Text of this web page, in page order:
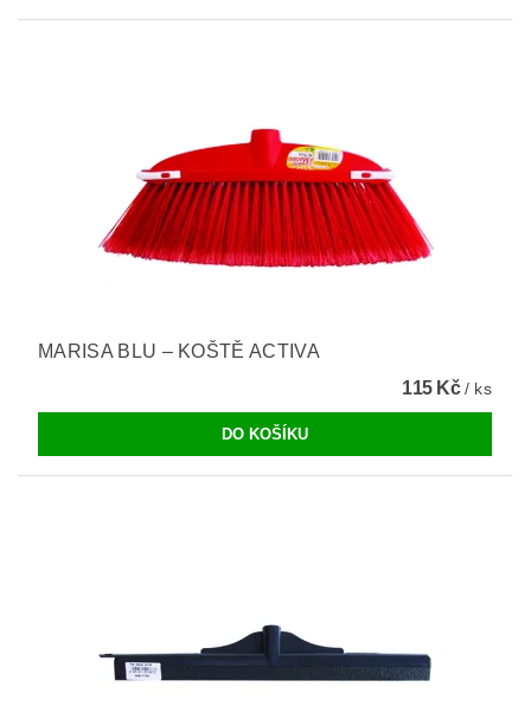
MARISA BLU – KOŠTĚ ACTIVA
115 Kč/ ks